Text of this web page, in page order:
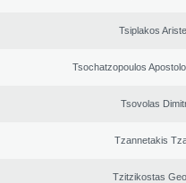
Tsiplakos
Tsochatzopoulos
Tsovolas
Tzannetakis
Tzitzikostas